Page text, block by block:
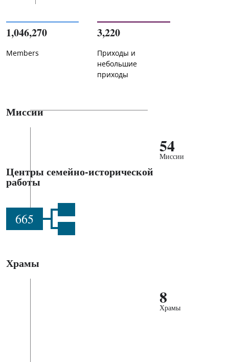
1,046,270
Members
3,220
Приходы и
небольшие
приходы
Миссии
54
Миссии
Центры семейно-исторической
работы
665
Храмы
8
Храмы